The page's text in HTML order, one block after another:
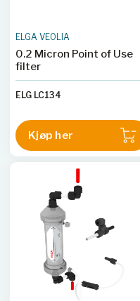
ELGA VEOLIA
0.2 Micron Point of Use
filter
ELG LC134
Kjøp her